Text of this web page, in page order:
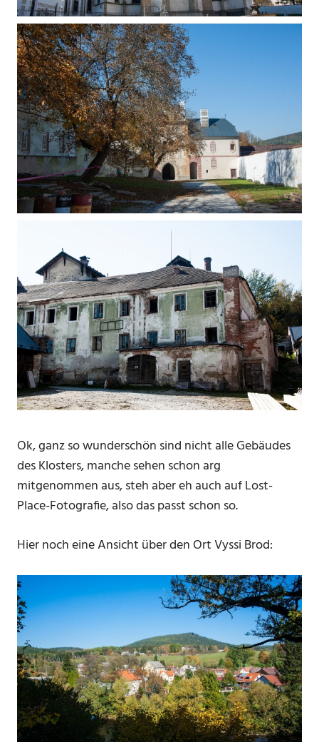
Ok, ganz so wunderschön sind nicht alle Gebäudes
des Klosters, manche sehen schon arg
mitgenommen aus, steh aber eh auch auf Lost-
Place-Fotografie, also das passt schon so.
Hier noch eine Ansicht über den Ort Vyssi Brod: